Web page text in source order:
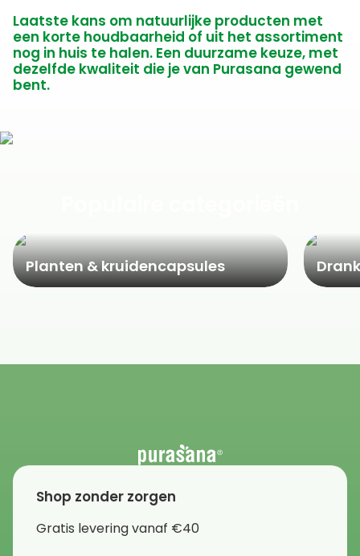
Laatste kans om natuurlijke producten met
een korte houdbaarheid of uit het assortiment
nog in huis te halen. Een duurzame keuze, met
dezelfde kwaliteit die je van Purasana gewend
bent.
Planten & kruidencapsules
Shop zonder zorgen
Gratis levering vanaf €40